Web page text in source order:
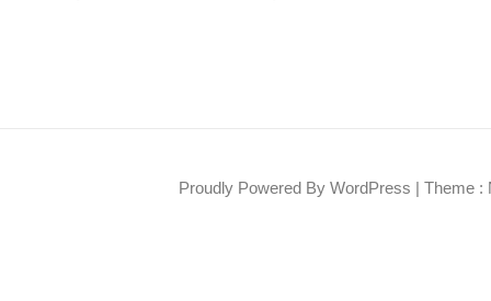
Proudly Powered By WordPress | Theme :